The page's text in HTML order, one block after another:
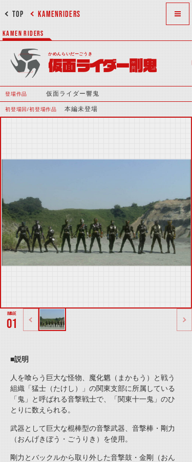
KAMENRIDERS
TOP
KAMEN RIDERS
かめんらいだーごうき
仮面ライダー剛鬼
登場作品 仮面ライダー響鬼
初登場回/初登場作品 本編未登場
01
■説明
人を喰らう巨大な怪物、魔化魍（まかもう）と戦う
組織「猛士（たけし）」の関東支部に所属している
「鬼」と呼ばれる音撃戦士で、「関東十一鬼」のひ
とりに数えられる。
武器として巨大な棍棒型の音撃武器、音撃棒・剛力
（おんげきぼう・ごうりき）を使用。
剛力とバックルから取り外した音撃鼓・金剛（おん